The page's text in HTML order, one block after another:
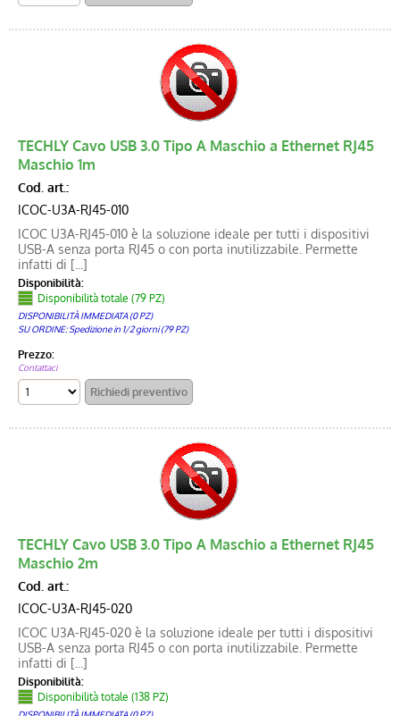
TECHLY Cavo USB 3.0 Tipo A Maschio a Ethernet RJ45
Maschio 1m
Cod. art.:
ICOC-U3A-RJ45-010
ICOC U3A-RJ45-010 è la soluzione ideale per tutti i dispositivi
USB-A senza porta RJ45 o con porta inutilizzabile. Permette
infatti di [...]
Disponibilità:
Disponibilità totale (79 PZ)
DISPONIBILITÀ IMMEDIATA (0 PZ)
SU ORDINE: Spedizione in 1/2 giorni (79 PZ)
Prezzo:
Contattaci
TECHLY Cavo USB 3.0 Tipo A Maschio a Ethernet RJ45
Maschio 2m
Cod. art.:
ICOC-U3A-RJ45-020
ICOC U3A-RJ45-020 è la soluzione ideale per tutti i dispositivi
USB-A senza porta RJ45 o con porta inutilizzabile. Permette
infatti di [...]
Disponibilità:
Disponibilità totale (138 PZ)